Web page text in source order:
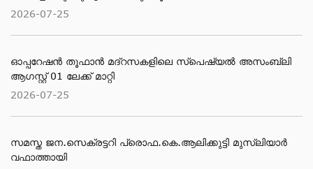
2026-07-25
ഓപ്പറേഷൻ തൂഫാൻ മദ്റസകളിലെ സ്പെഷ്യൽ അസംബ്ലി
ആഗസ്റ്റ് 01 ലേക്ക് മാറ്റി
2026-07-25
സമസ്ത ജന.സെക്രട്ടറി പ്രൊഫ.കെ.ആലിക്കുട്ടി മുസ്‌ലിയാര്‍
വഫാത്തായി